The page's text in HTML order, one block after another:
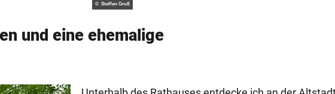
© Steffen Gruß
und eine ehemalige